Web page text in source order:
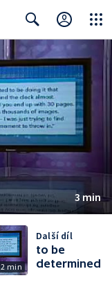
Search Close
3 min
2 min
Další díl
to be
determined